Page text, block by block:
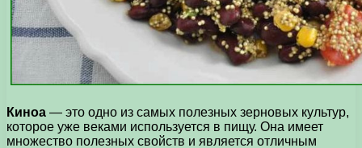
Киноа — это одно из самых полезных зерновых культур,
которое уже веками используется в пищу. Она имеет
множество полезных свойств и является отличным